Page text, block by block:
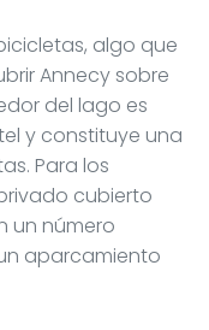
algo que
Annecy sobre
del lago es
y constituye una
Para los
cubierto
un número
aparcamiento